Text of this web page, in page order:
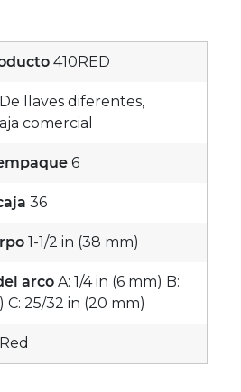
410RED
De llaves diferentes,
comercial
6
36
1-1/2 in (38 mm)
arco A: 1/4 in (6 mm) B:
C: 25/32 in (20 mm)
Red